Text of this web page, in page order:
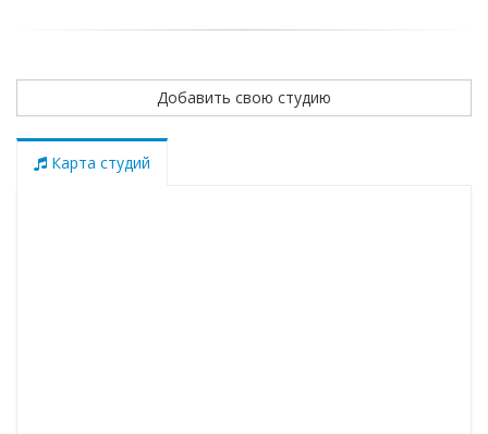
Добавить свою студию
Карта студий